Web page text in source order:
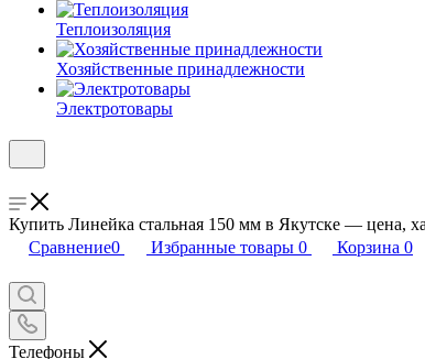
Теплоизоляция
Хозяйственные принадлежности
Электротовары
Купить Линейка стальная 150 мм в Якутске — цена,
Сравнение0 Избранные товары 0 Корзина 0
Телефоны